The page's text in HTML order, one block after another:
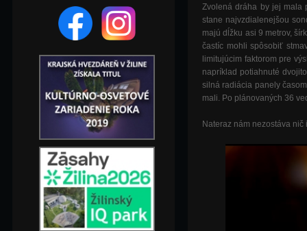
Zvolená dráha by jej mala
stane najvzdialenejšou
majú dĺžku asi 9 metrov,
častíc mohli spôsobiť
limitujúcim faktorom pre
napríklad potiahnuté
silná radiácia panely
mali. Po plánovaných 36
Nateraz nám nezostáva